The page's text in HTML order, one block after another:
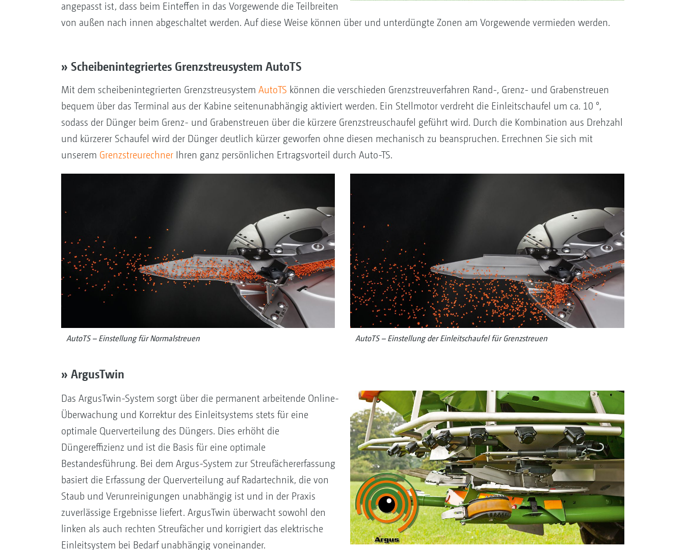
angepasst ist, dass beim Einteffen in das Vorgewende die Teilbreiten
von außen nach innen abgeschaltet werden. Auf diese Weise können über und unterdüngte Zonen am Vorgewende vermieden werden.
» Scheibenintegriertes Grenzstreusystem AutoTS
Mit dem scheibenintegrierten Grenzstreusystem AutoTS können die verschieden Grenzstreuverfahren Rand-, Grenz- und Grabenstreuen
bequem über das Terminal aus der Kabine seitenunabhängig aktiviert werden. Ein Stellmotor verdreht die Einleitschaufel um ca. 10 °,
sodass der Dünger beim Grenz- und Grabenstreuen über die kürzere Grenzstreuschaufel geführt wird. Durch die Kombination aus Drehzahl
und kürzerer Schaufel wird der Dünger deutlich kürzer geworfen ohne diesen mechanisch zu beanspruchen. Errechnen Sie sich mit
unserem GrenzstreurechnerIhren ganz persönlichen Ertragsvorteil durch Auto-TS.
AutoTS – Einstellung für Normalstreuen AutoTS – Einstellung der Einleitschaufel für Grenzstreuen
» ArgusTwin
Das ArgusTwin-System sorgt über die permanent arbeitende Online-
Überwachung und Korrektur des Einleitsystems stets für eine
optimale Querverteilung des Düngers. Dies erhöht die
Düngereffizienz und ist die Basis für eine optimale
Bestandesführung. Bei dem Argus-System zur Streufächererfassung
basiert die Erfassung der Querverteilung auf Radartechnik, die von
Staub und Verunreinigungen unabhängig ist und in der Praxis
zuverlässige Ergebnisse liefert. ArgusTwin überwacht sowohl den
linken als auch rechten Streufächer und korrigiert das elektrische
Einleitsystem bei Bedarf unabhängig voneinander.